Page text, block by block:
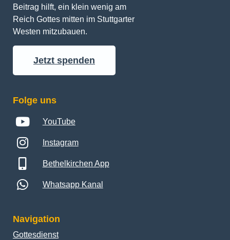
Beitrag hilft, ein klein wenig am
Reich Gottes mitten im Stuttgarter
Westen mitzubauen.
Jetzt spenden
Folge uns
YouTube
Instagram
Bethelkirchen App
Whatsapp Kanal
Navigation
Gottesdienst